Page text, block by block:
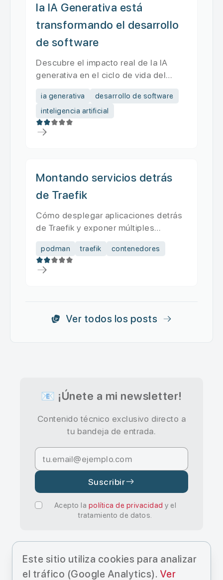
la IA Generativa está
transformando el desarrollo
de software
Descubre el impacto real de la IA
generativa en el ciclo de vida del
ia generativa
desarrollo de software
inteligencia artificial
Montando servicios detrás
de Traefik
Cómo desplegar aplicaciones detrás
de Traefik y exponer múltiples
podman traefik contenedores
Ver todos los posts
📧 ¡Únete a mi newsletter!
Contenido técnico exclusivo directo a
tu bandeja de entrada.
Suscribir
Acepto la política de privacidad y el
tratamiento de datos.
Este sitio utiliza cookies para analizar
el tráfico (Google Analytics). Ver